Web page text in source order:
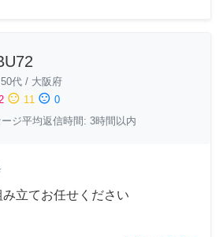
50代 / 大阪府
sentiment_neutral 11 sentiment_dissatisfied 0
ージ平均返信時間: 3時間以内
み立てお任せください